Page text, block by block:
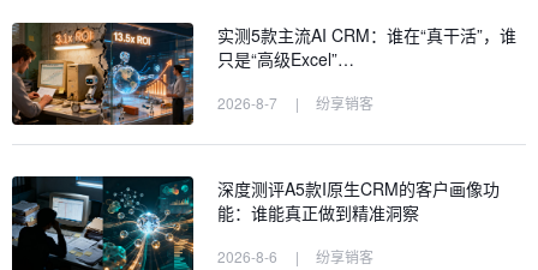
实测5款主流AI CRM：谁在“真干活”，谁
只是“高级Excel”…
2026-8-7 | 纷享销客
深度测评A5款I原生CRM的客户画像功
能：谁能真正做到精准洞察
2026-8-6 | 纷享销客